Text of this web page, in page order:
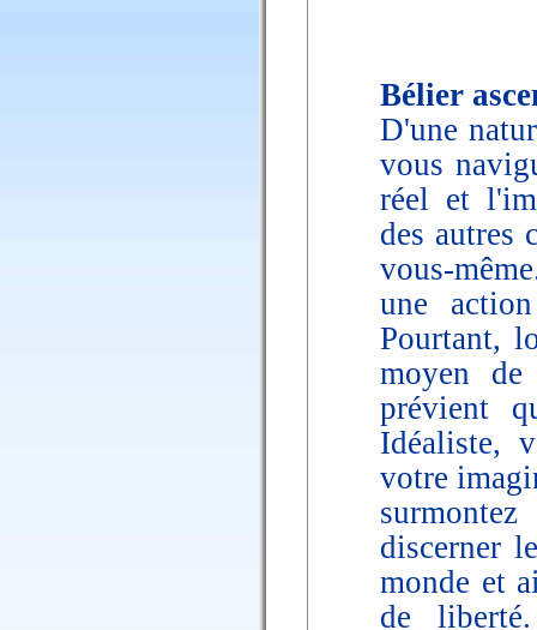
Bélier
D'une
vous
réel et
des autres
vous-
une
Pourtant,
moyen
prévient
Idéaliste,
votre
discerner
monde et
de